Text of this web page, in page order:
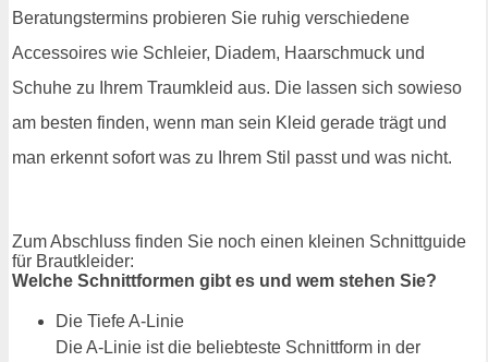
Beratungstermins probieren Sie ruhig verschiedene
Accessoires wie Schleier, Diadem, Haarschmuck und
Schuhe zu Ihrem Traumkleid aus. Die lassen sich sowieso
am besten finden, wenn man sein Kleid gerade trägt und
man erkennt sofort was zu Ihrem Stil passt und was nicht.
Zum Abschluss finden Sie noch einen kleinen Schnittguide
für Brautkleider:
Welche Schnittformen gibt es und wem stehen Sie?
Die Tiefe A-Linie
Die A-Linie ist die beliebteste Schnittform in der